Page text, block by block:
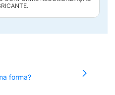
forma?